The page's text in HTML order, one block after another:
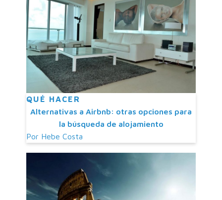
QUÉ HACER
Alternativas a Airbnb: otras opciones para
la búsqueda de alojamiento
Por Hebe Costa